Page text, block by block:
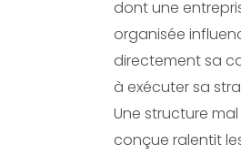
dont une
organisée
directement sa
à exécuter sa
Une structure mal
conçue ralentit